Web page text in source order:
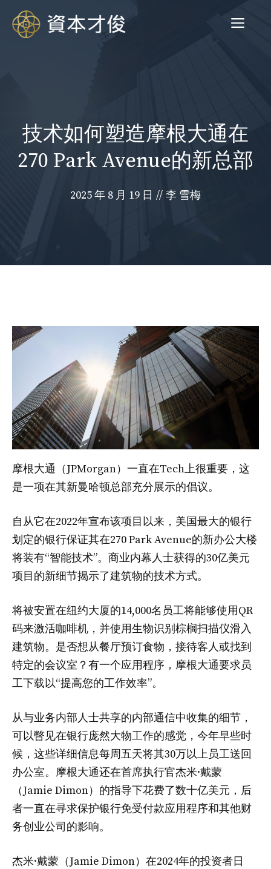
菜
技术如何塑造摩根大通在
270 Park Avenue的新总部
2025 年 8 月 19 日 // 李 雪梅
摩根大通（JPMorgan）一直在Tech上很重要，这
是一项在其新曼哈顿总部充分展示的倡议。
自从它在2022年宣布该项目以来，美国最大的银行
划定的银行保证其在270 Park Avenue的新办公大楼
将装有“智能技术”。商业内幕人士获得的30亿美元
项目的新细节揭示了建筑物的技术方式。
将被安置在纽约大厦的14,000名员工将能够使用QR
码来激活咖啡机，并使用生物识别棕榈扫描仪滑入
建筑物。是否想从餐厅预订食物，接待客人或找到
特定的会议室？有一个应用程序，摩根大通要求员
工下载以“提高您的工作效率”。
从与业务内部人士共享的内部通信中收集的细节，
可以瞥见在银行庞然大物工作的感觉，今年早些时
候，这些详细信息每周五天将其30万以上员工送回
办公室。摩根大通还在首席执行官杰米·戴蒙
（Jamie Dimon）的指导下花费了数十亿美元，后
者一直在寻求保护银行免受付款应用程序和其他财
务创业公司的影响。
杰米·戴蒙（Jamie Dimon）在2024年的投资者日